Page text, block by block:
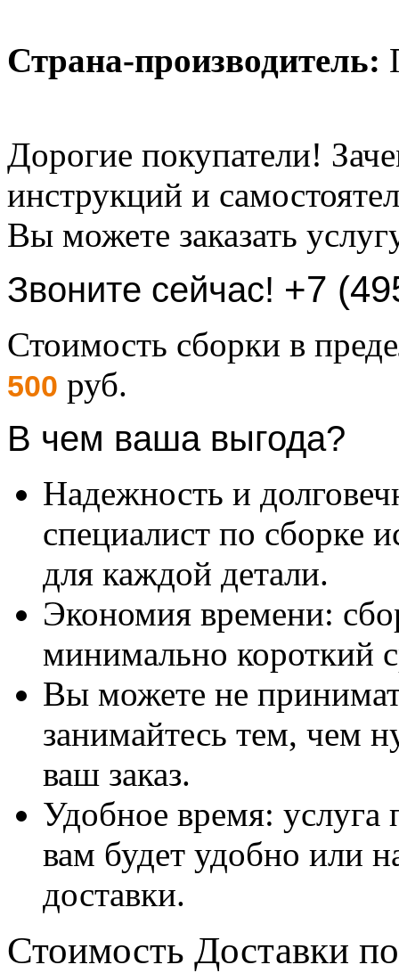
Страна-производитель:
Дорогие покупатели!
инструкций и
Вы можете заказать
Звоните сейчас! +7
Стоимость сборки в
500 руб.
В чем ваша выгода?
Надежность и
специалист по сборке
для каждой детали.
Экономия времени:
минимально короткий
Вы можете не
занимайтесь тем, чем
ваш заказ.
Удобное время: услуга
вам будет удобно или
доставки.
Стоимость Доставки